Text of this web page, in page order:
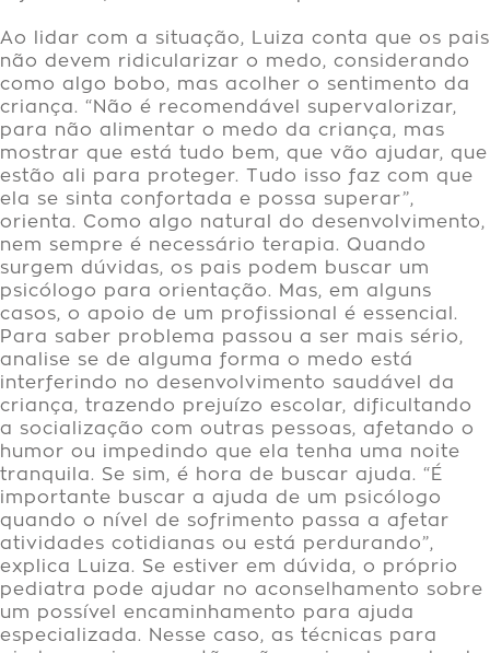
Ao lidar com a situação, Luiza conta que os pais
não devem ridicularizar o medo, considerando
como algo bobo, mas acolher o sentimento da
criança. “Não é recomendável supervalorizar,
para não alimentar o medo da criança, mas
mostrar que está tudo bem, que vão ajudar, que
estão ali para proteger. Tudo isso faz com que
ela se sinta confortada e possa superar”,
orienta. Como algo natural do desenvolvimento,
nem sempre é necessário terapia. Quando
surgem dúvidas, os pais podem buscar um
psicólogo para orientação. Mas, em alguns
casos, o apoio de um profissional é essencial.
Para saber problema passou a ser mais sério,
analise se de alguma forma o medo está
interferindo no desenvolvimento saudável da
criança, trazendo prejuízo escolar, dificultando
a socialização com outras pessoas, afetando o
humor ou impedindo que ela tenha uma noite
tranquila. Se sim, é hora de buscar ajuda. “É
importante buscar a ajuda de um psicólogo
quando o nível de sofrimento passa a afetar
atividades cotidianas ou está perdurando”,
explica Luiza. Se estiver em dúvida, o próprio
pediatra pode ajudar no aconselhamento sobre
um possível encaminhamento para ajuda
especializada. Nesse caso, as técnicas para